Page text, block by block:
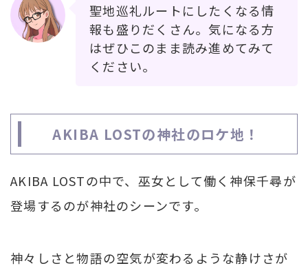
聖地巡礼ルートにしたくなる情
報も盛りだくさん。気になる方
はぜひこのまま読み進めてみて
ください。
AKIBA LOSTの神社のロケ地！
AKIBA LOSTの中で、巫女として働く神保千尋が
登場するのが神社のシーンです。
神々しさと物語の空気が変わるような静けさが